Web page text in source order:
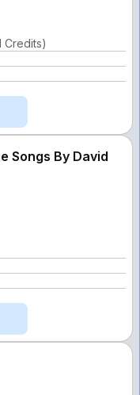
Credits)
Songs By David